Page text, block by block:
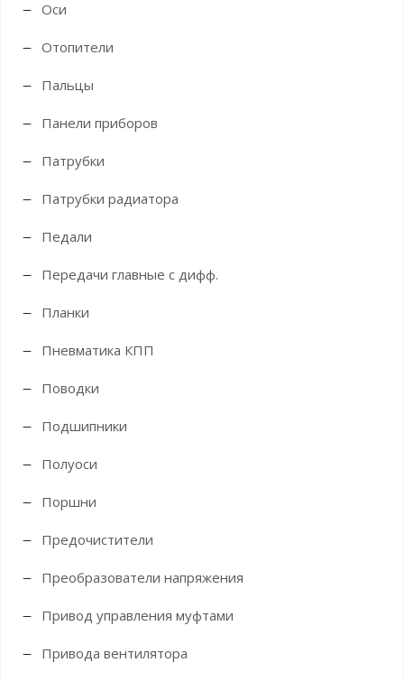
Оси
Отопители
Пальцы
Панели приборов
Патрубки
Патрубки радиатора
Педали
Передачи главные с дифф.
Планки
Пневматика КПП
Поводки
Подшипники
Полуоси
Поршни
Предочистители
Преобразователи напряжения
Привод управления муфтами
Привода вентилятора